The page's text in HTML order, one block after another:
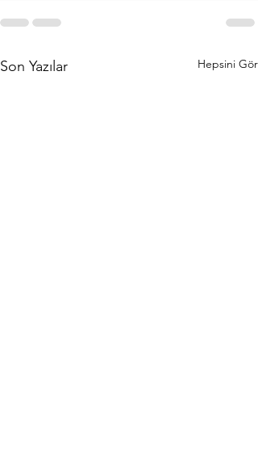
Son Yazılar Hepsini Gör